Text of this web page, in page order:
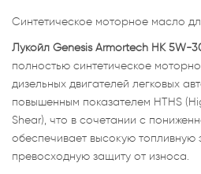
Синтетическое моторное масло
Лукойл Genesis Armortech HK 5W-
полностью синтетическое
дизельных двигателей легковых
повышенным показателем HTHS
Shear), что в сочетании с
обеспечивает высокую топливную
превосходную защиту от износа.